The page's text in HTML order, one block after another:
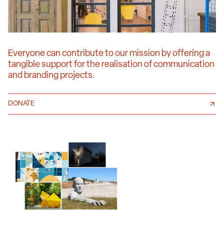
Everyone can contribute to our mission by offering a
tangible support for the realisation of communication
and branding projects.
DONATE